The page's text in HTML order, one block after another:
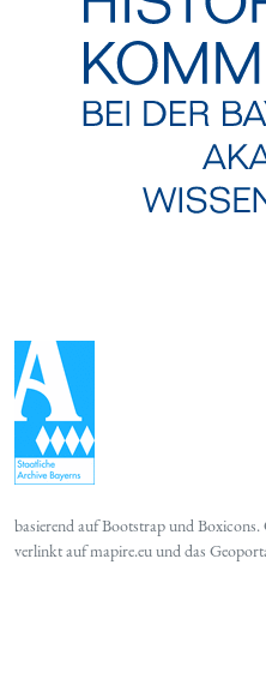
basierend aufBootstrapundBoxicons.
verlinkt aufmapire.euund das